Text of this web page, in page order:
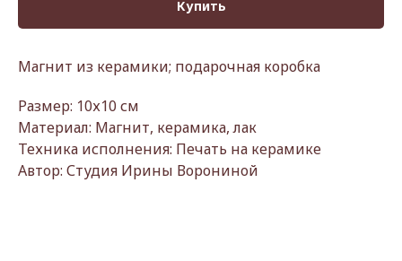
Купить
Магнит из керамики; подарочная коробка
Размер: 10х10 см
Материал: Магнит, керамика, лак
Техника исполнения: Печать на керамике
Автор: Студия Ирины Ворониной